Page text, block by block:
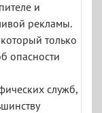
и
рекламы.
только
опасности
служб,